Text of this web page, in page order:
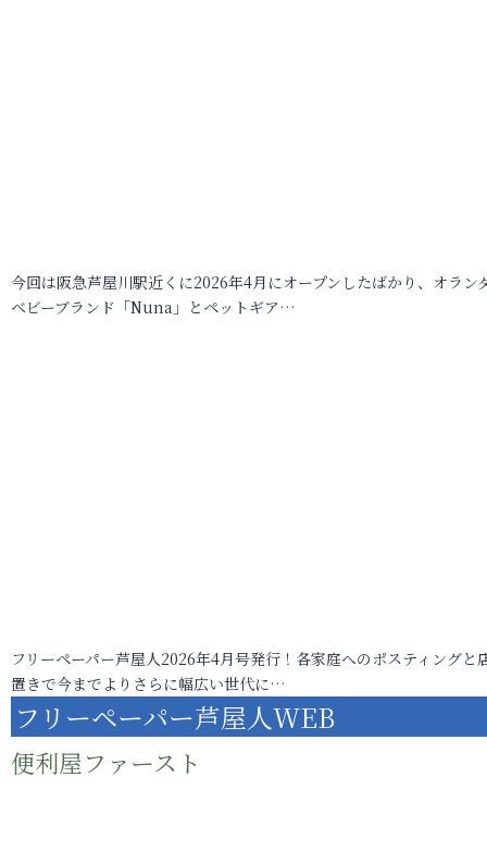
今回は阪急芦屋川駅近くに2026年4月にオープンしたばかり、オラン
ベビーブランド「Nuna」とペットギア…
フリーペーパー芦屋人2026年4月号発行！各家庭へのポスティングと
置きで今までよりさらに幅広い世代に…
フリーペーパー芦屋人WEB
便利屋ファースト